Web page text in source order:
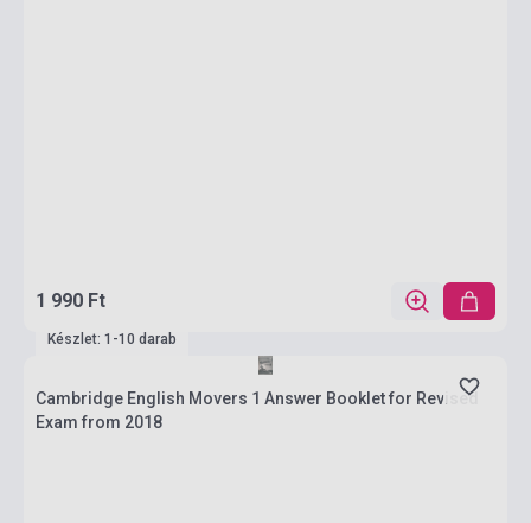
1 990 Ft
Készlet: 1-10 darab
Cambridge English Movers 1 Answer Booklet for Revised
Exam from 2018